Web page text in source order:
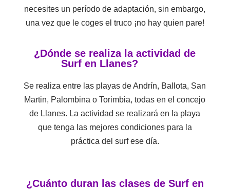
necesites un período de adaptación, sin embargo,
una vez que le coges el truco ¡no hay quien pare!
¿Dónde se realiza la actividad de
Surf en Llanes?
Se realiza entre las playas de Andrín, Ballota, San
Martin, Palombina o Torimbia, todas en el concejo
de Llanes. La actividad se realizará en la playa
que tenga las mejores condiciones para la
práctica del surf ese día.
¿Cuánto duran las clases de Surf en